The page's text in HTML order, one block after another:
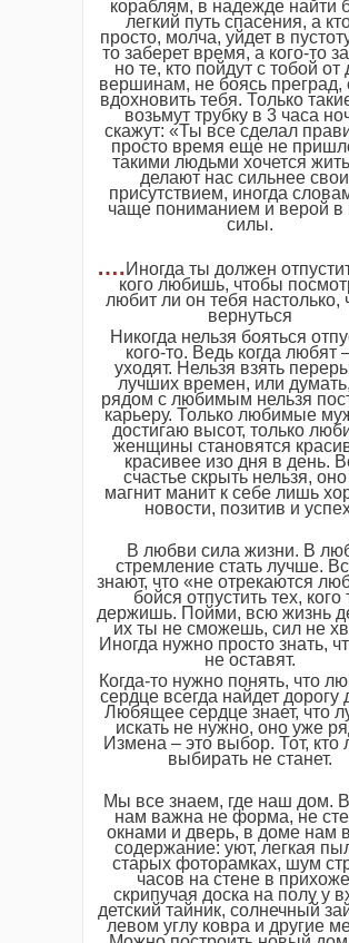
кораблям, в надежде найти
легкий путь спасения, а
просто, молча, уйдет в
то заберет время, а кого-то
но те, кто пойдут с тобой от
вершинам, не боясь преград,
вдохновить тебя. Только
возьмут трубку в 3 часа
скажут: «Ты все сделал
просто время еще не
такими людьми хочется
делают нас сильнее
присутствием, иногда
чаще пониманием и верой в
силы.
….Иногда ты должен
кого любишь, чтобы
любит ли он тебя настолько,
вернуться
Никогда нельзя бояться
кого-то. Ведь когда любят
уходят. Нельзя взять
лучших времен, или
рядом с любимым нельзя
карьеру. Только любимые
достигаю высот, только
женщины становятся
красивее изо дня в день.
счастье скрыть нельзя, оно
магнит манит к себе лишь
новости, позитив и
В любви сила жизни. В
стремление стать лучше.
знают, что «не отрекаются
бойся отпустить тех, кого
держишь. Пойми, всю жизнь
их ты не сможешь, сил не
Иногда нужно просто знать,
не оставят.
Когда-то нужно понять, что
сердце всегда найдет дорогу
Любящее сердце знает, что
искать не нужно, оно уже
Измена – это выбор. Тот, кто
выбирать не станет.
Мы все знаем, где наш дом.
нам важна не форма, не
окнами и дверь, в доме нам
содержание: уют, легкая
старых фоторамках, шум
часов на стене в
скрипучая доска на полу у
детский тайник, солнечный
левом углу ковра и другие